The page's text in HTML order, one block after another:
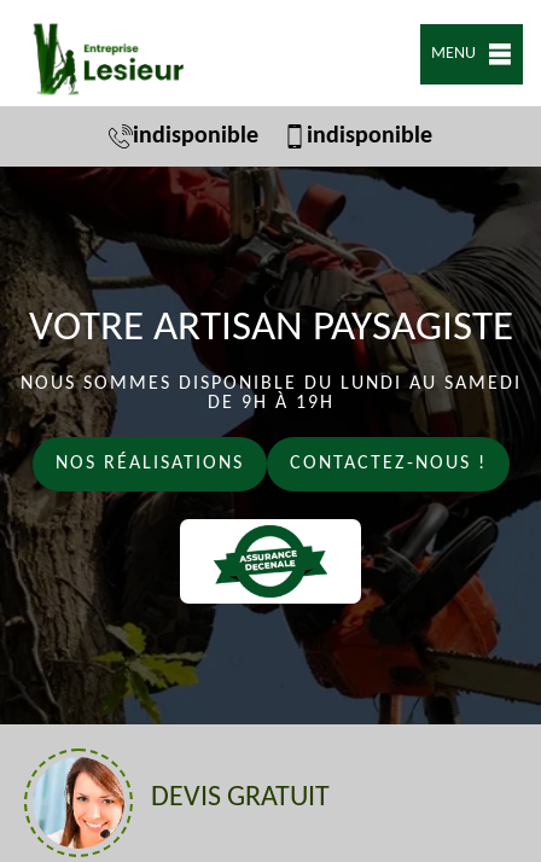
MENU
indisponible indisponible
VOTRE ARTISAN PAYSAGISTE
NOUS SOMMES DISPONIBLE DU LUNDI AU SAMEDI
DE 9H À 19H
NOS RÉALISATIONS CONTACTEZ-NOUS !
DEVIS GRATUIT